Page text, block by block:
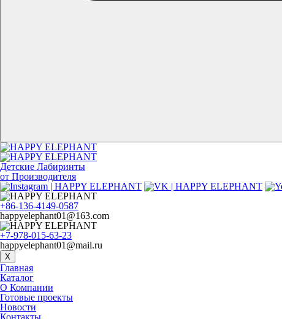
Детские Лабиринты
от Производителя
+86-136-4149-0587
happyelephant01@163.com
+7-978-015-63-23
happyelephant01@mail.ru
X
Главная
Каталог
О Компании
Готовые проекты
Новости
Контакты